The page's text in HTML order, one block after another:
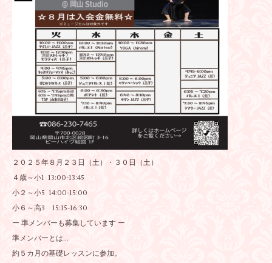
２０２５年８月２３日（土）・３０日（土）
４歳～小1 13:00-13:45
小２～小5 14:00-15:00
小６～高3 15:15-16:30
ー 準メンバーも募集しています ー
準メンバーとは...
約５カ月の基礎レッスンに参加。